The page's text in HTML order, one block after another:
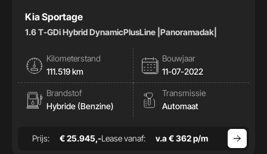
Kia Sportage
1.6 T-GDi Hybrid DynamicPlusLine |Panoramadak|
Kilometerstand
111.519 km
Bouwjaar
11-07-2022
Brandstof
Hybride (Benzine)
Transmissie
Automaat
Prijs: € 25.945,-Lease vanaf: v.a € 362 p/m